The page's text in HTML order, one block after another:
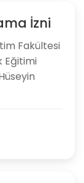
İzni
Fakültesi
Eğitimi